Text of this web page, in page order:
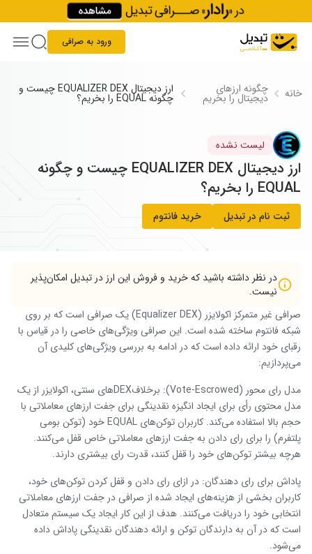
Skip to content
ورود به صرافی
خانه چگونه ارز‌های
دیجیتال را بخریم
ارز دیجیتال EQUALIZER DEX چیست و
چگونه EQUAL را بخریم؟
لیست نشده
ارز دیجیتال EQUALIZER DEX چیست و چگونه
EQUAL را بخریم؟
ثبت نام در تبدیل خرید فانتوم
در نظر داشته باشید که خرید و فروش این ارز در تبدیل امکان‌پذیر
نیست.
صرافی غیر متمرکز اکولایزر (Equalizer DEX) یک صرافی است که بر روی
شبکه فانتوم ساخته شده است. این صرافی ویژگی‌های خاصی را در قیاس با
رقبای خود ارائه داده است که در ادامه به بررسی ویژگی‌های کلیدی آن
می‌پردازیم:
مدل رای محور (Vote-Escrowed): برخلافDEXهای سنتی، اکولایزر از یک
مدل محتوی رأی برای ایجاد انگیزه نقدینگی برای جفت ارزهای معاملاتی با
حجم بالا استفاده می‌کند. کاربران توکن‌های EQUAL خود (توکن بومی
پلتفرم) را برای رای دادن به جفت ارزهای معاملاتی خاص قفل می‌کنند.
هرچه بیشتر توکن‌های خود را قفل کنند، قدرت رای بیشتری دارند.
پاداش برای رای دهندگان: در ازای رای دادن و قفل کردن توکن‌های خود،
کاربران بخشی از هزینه‌های ایجاد شده از صرافی در جفت ارزهای معاملاتی
انتخابی خود را دریافت می‌کنند. هدف از این کار ایجاد یک سیستم متعادل
است که در آن به دارندگان توکن و ارائه دهندگان نقدینگی پاداش داده
می‌شود.